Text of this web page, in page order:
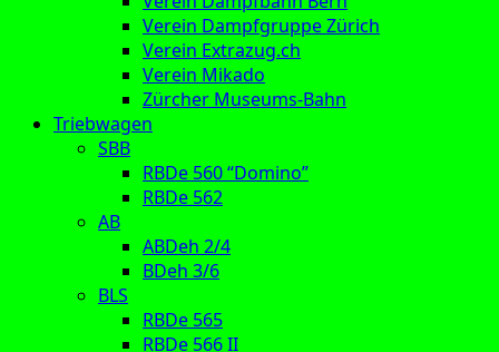
Verein Dampfgruppe Zürich
Verein Extrazug.ch
Verein Mikado
Zürcher Museums-Bahn
Triebwagen
SBB
RBDe 560 “Domino”
RBDe 562
AB
ABDeh 2/4
BDeh 3/6
BLS
RBDe 565
RBDe 566 II